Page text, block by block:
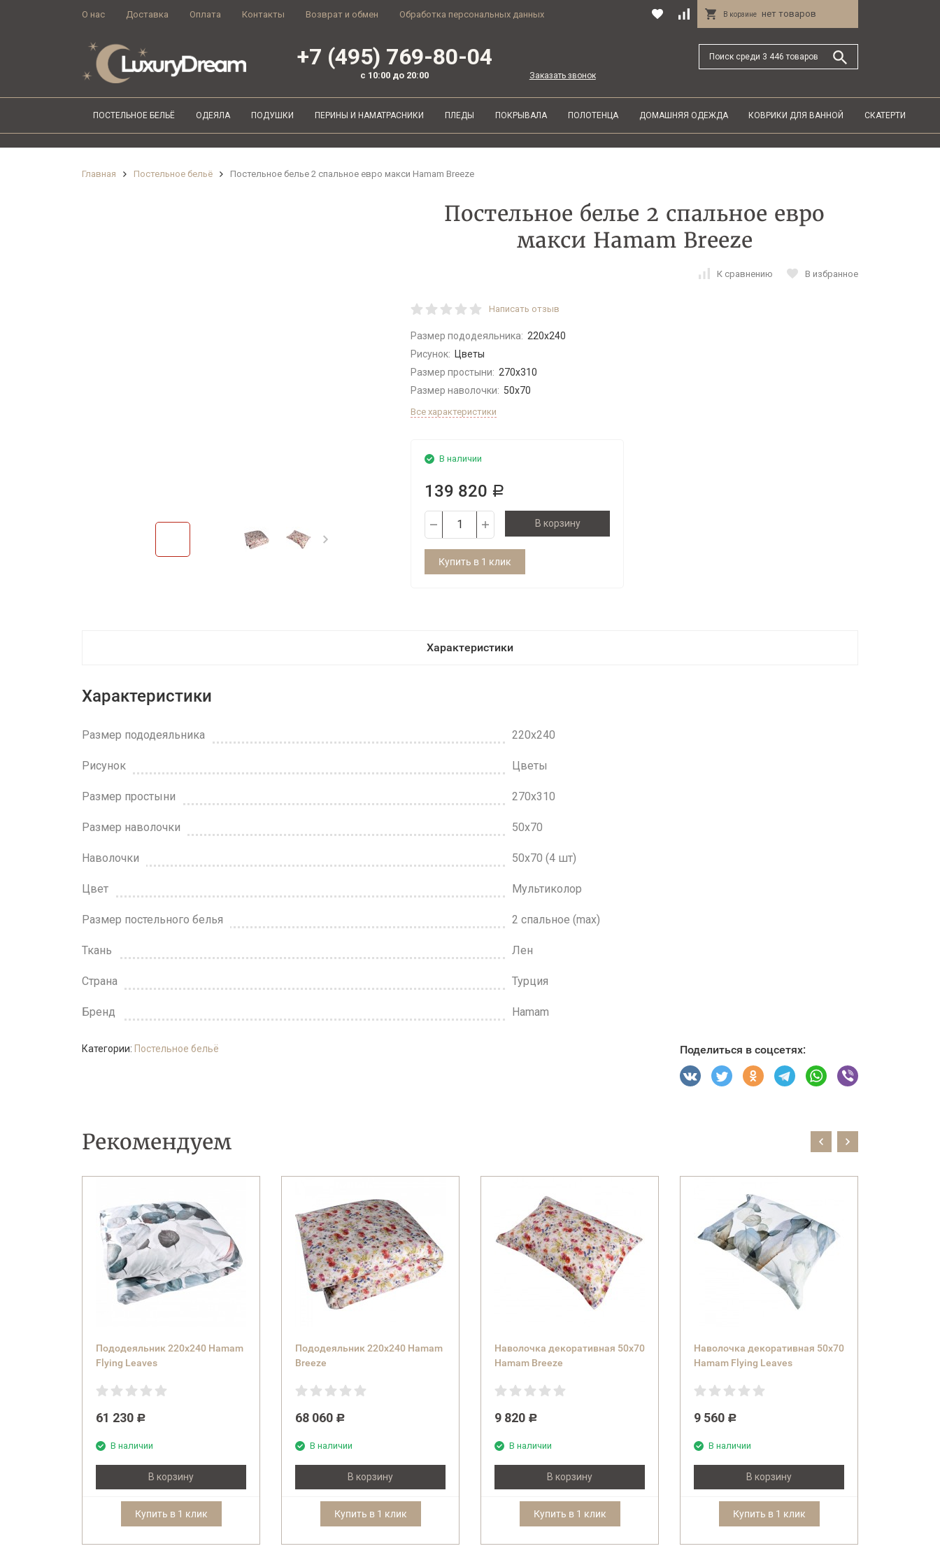
О нас Доставка Оплата Контакты Возврат и обмен Обработка персональных данных В корзине нет товаров
+7 (495) 769-80-04
с 10:00 до 20:00 Заказать звонок
ПОСТЕЛЬНОЕ БЕЛЬЁ ОДЕЯЛА ПОДУШКИ ПЕРИНЫ И НАМАТРАСНИКИ ПЛЕДЫ ПОКРЫВАЛА ПОЛОТЕНЦА ДОМАШНЯЯ ОДЕЖДА КОВРИКИ ДЛЯ ВАННОЙ СКАТЕРТИ
Главная Постельное бельё Постельное белье 2 спальное евро макси Hamam Breeze
Постельное белье 2 спальное евро
макси Hamam Breeze
К сравнению В избранное
Написать отзыв
Размер пододеяльника: 220x240
Рисунок: Цветы
Размер простыни: 270x310
Размер наволочки: 50х70
Все характеристики
В наличии
139 820 Р
В корзину
Купить в 1 клик
Характеристики
Характеристики
Размер пододеяльника 220x240
Рисунок Цветы
Размер простыни 270x310
Размер наволочки 50х70
Наволочки 50х70 (4 шт)
Цвет Мультиколор
Размер постельного белья 2 спальное (max)
Ткань Лен
Страна Турция
Бренд Hamam
Категории: Постельное бельё Поделиться в соцсетях:
Рекомендуем
Пододеяльник 220x240 Hamam
Flying Leaves
61 230 Р
В наличии
В корзину
Купить в 1 клик
Пододеяльник 220x240 Hamam
Breeze
68 060 Р
В наличии
В корзину
Купить в 1 клик
Наволочка декоративная 50х70
Hamam Breeze
9 820 Р
В наличии
В корзину
Купить в 1 клик
Наволочка декоративная 50х70
Hamam Flying Leaves
9 560 Р
В наличии
В корзину
Купить в 1 клик